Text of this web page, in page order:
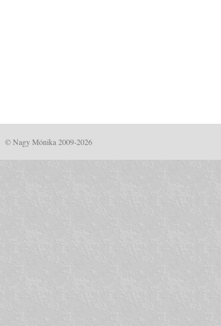
© Nagy Mónika 2009-2026